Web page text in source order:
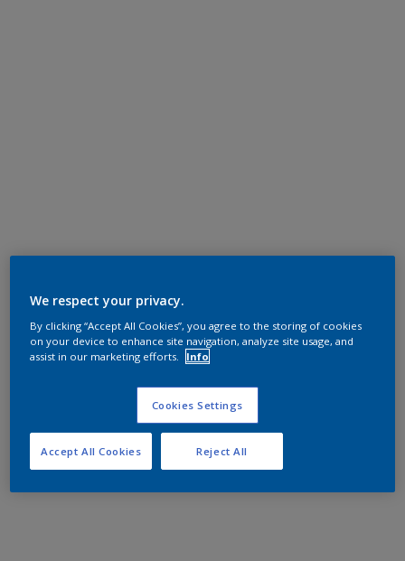
We respect your privacy.
By clicking “Accept All Cookies”, you agree to the storing of cookies
on your device to enhance site navigation, analyze site usage, and
assist in our marketing efforts.
Info
Cookies Settings
Reject All
Accept All Cookies